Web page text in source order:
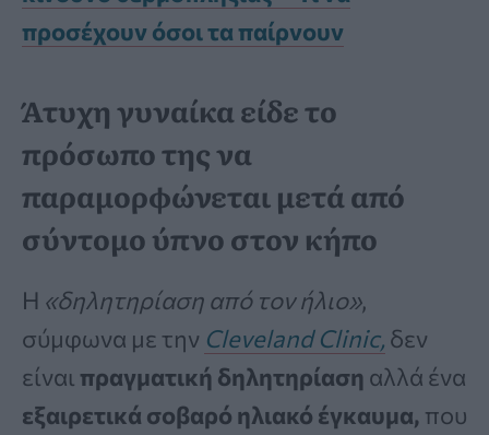
προσέχουν όσοι τα παίρνουν
Άτυχη γυναίκα είδε το
πρόσωπο της να
παραμορφώνεται μετά από
σύντομο ύπνο στον κήπο
Η «δηλητηρίαση από τον ήλιο»,
σύμφωνα με την Cleveland Clinic, δεν
είναι πραγματική δηλητηρίαση αλλά ένα
εξαιρετικά σοβαρό ηλιακό έγκαυμα, που